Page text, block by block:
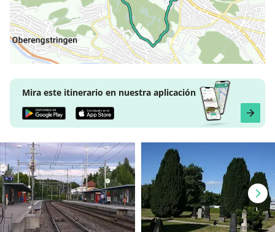
Mira este itinerario en nuestra aplicación